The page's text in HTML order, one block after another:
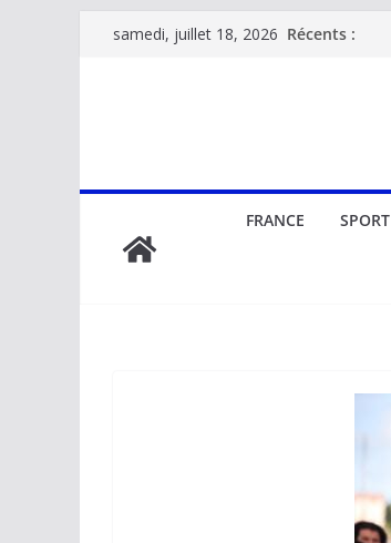
Passersamedi, juillet 18, 2026 Récents :
FRANCE SPORT